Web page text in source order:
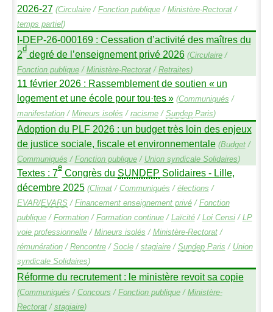
2026-27 (Circulaire/ Fonction publique/ Ministère-Rectorat/
temps partiel)
I-DEP-26-000169 : Cessation d’activité des maîtres du
2ddegré de l’enseignement privé 2026 (Circulaire/
Fonction publique/ Ministère-Rectorat/ Retraites)
11 février 2026 : Rassemblement de soutien « un
logement et une école pour tou·tes» (Communiqués /
manifestation/ Mineurs isolés / racisme/ SundepParis)
Adoption du PLF2026 : un budget très loin des enjeux
de justice sociale, fiscale et environnementale (Budget/
Communiqués / Fonction publique/ Union syndicale Solidaires)
Textes : 7eCongrès du SUNDEP Solidaires - Lille,
décembre 2025 (Climat/ Communiqués / élections /
EVAR/EVARS/ Financement enseignement privé/ Fonction
publique/ Formation/ Formation continue/ Laïcité/ Loi Censi/ LP
voie professionnelle/ Mineurs isolés / Ministère-Rectorat/
rémunération/ Rencontre/ Socle/ stagiaire/ SundepParis / Union
syndicale Solidaires)
Réforme du recrutement : le ministère revoit sa copie
(Communiqués / Concours / Fonction publique/ Ministère-
Rectorat/ stagiaire)